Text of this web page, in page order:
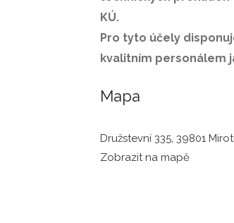
KÚ.
Pro tyto účely
kvalitním personálem
Mapa
Družstevní 335, 39801
Zobrazit na mapě